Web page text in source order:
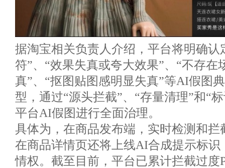
据淘宝相关负责人介绍，平台将明确认
符”、“效果失真或夸大效果”、“不存在
真”、“抠图贴图感明显失真”等AI假图
型，通过“源头拦截”、“存量清理”和“
平台AI假图进行全面治理。
具体为，在商品发布端，实时检测和拦
在商品详情页还将上线AI合成提示标
情权。截至目前，平台已累计拦截过度